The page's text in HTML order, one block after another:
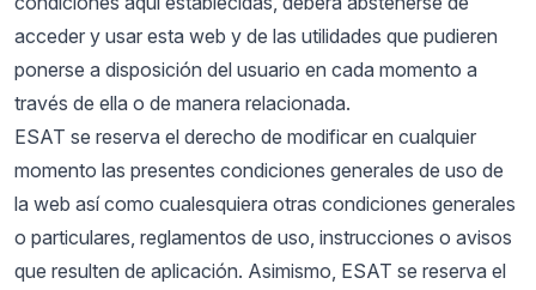
acceder y usar esta web y de las utilidades que pudieren
ponerse a disposición del usuario en cada momento a
través de ella o de manera relacionada.
ESAT se reserva el derecho de modificar en cualquier
momento las presentes condiciones generales de uso de
la web así como cualesquiera otras condiciones generales
o particulares, reglamentos de uso, instrucciones o avisos
que resulten de aplicación. Asimismo, ESAT se reserva el